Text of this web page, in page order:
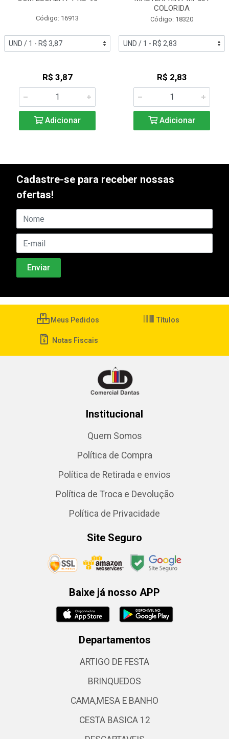
Código: 16913
R$ 3,87
Adicionar
COLORIDA
Código: 18320
R$ 2,83
Adicionar
Cadastre-se para receber nossas
ofertas!
Meus Pedidos Títulos
Notas Fiscais
Institucional
Quem Somos
Política de Compra
Política de Retirada e envios
Política de Troca e Devolução
Política de Privacidade
Site Seguro
Baixe já nosso APP
Departamentos
ARTIGO DE FESTA
BRINQUEDOS
CAMA,MESA E BANHO
CESTA BASICA 12